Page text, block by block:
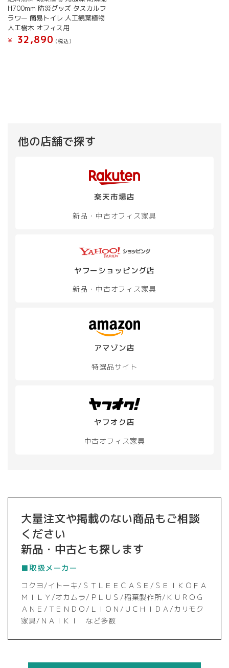
H700mm 防災グッズ タスカルフ
ラワー 簡易トイレ 人工観葉植物
人工樹木 オフィス用
¥
32,890 (税込）
他の店舗で探す
楽天市場店
新品・中古オフィス家具
ヤフーショッピング店
新品・中古オフィス家具
アマゾン店
特選品サイト
ヤフオク店
中古オフィス家具
大量注文や掲載のない商品もご相談
ください
新品・中古とも探します
■取扱メーカー
コクヨ/イトーキ/ＳＴＬＥＥＣＡＳＥ/ＳＥＩＫＯＦＡ
ＭＩＬＹ/オカムラ/ＰＬＵＳ/稲葉製作所/ＫＵＲＯＧ
ＡＮＥ/ＴＥＮＤＯ/ＬＩＯＮ/ＵＣＨＩＤＡ/カリモク
家具/ＮＡＩＫＩ など多数